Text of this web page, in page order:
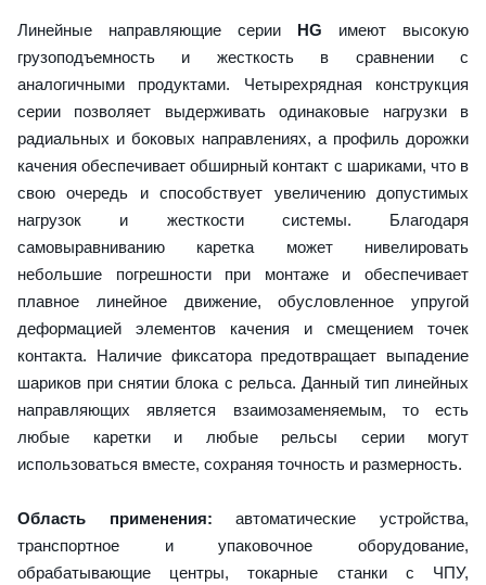
Линейные направляющие серии HG имеют высокую
грузоподъемность и жесткость в сравнении с
аналогичными продуктами. Четырехрядная конструкция
серии позволяет выдерживать одинаковые нагрузки в
радиальных и боковых направлениях, а профиль дорожки
качения обеспечивает обширный контакт с шариками, что в
свою очередь и способствует увеличению допустимых
нагрузок и жесткости системы. Благодаря
самовыравниванию каретка может нивелировать
небольшие погрешности при монтаже и обеспечивает
плавное линейное движение, обусловленное упругой
деформацией элементов качения и смещением точек
контакта. Наличие фиксатора предотвращает выпадение
шариков при снятии блока с рельса. Данный тип линейных
направляющих является взаимозаменяемым, то есть
любые каретки и любые рельсы серии могут
использоваться вместе, сохраняя точность и размерность.
Область применения: автоматические устройства,
транспортное и упаковочное оборудование,
обрабатывающие центры, токарные станки с ЧПУ,